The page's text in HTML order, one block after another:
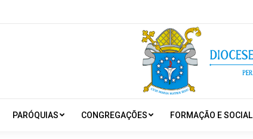
PARÓQUIAS CONGREGAÇÕES FORMAÇÃO E SOCIAL